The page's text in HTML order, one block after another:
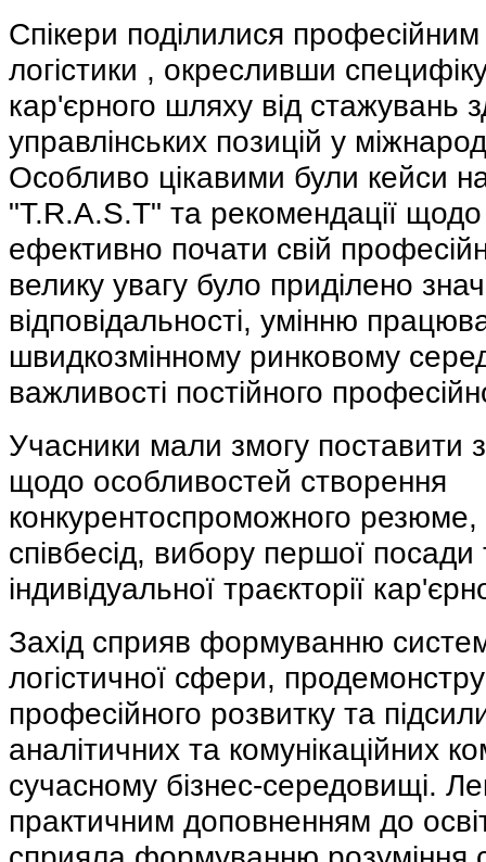
Спікери поділилися
логістики , окресливши
кар'єрного шляху від стажувань
управлінських позицій у
Особливо цікавими були кейси
"T.R.A.S.T" та рекомендації
ефективно почати свій
велику увагу було приділено
відповідальності, умінню
швидкозмінному ринковому
важливості постійного
Учасники мали змогу поставити
щодо особливостей створення
конкурентоспроможного
співбесід, вибору першої
індивідуальної траєкторії
Захід сприяв формуванню
логістичної сфери,
професійного розвитку та
аналітичних та комунікаційних
сучасному бізнес-середовищі.
практичним доповненням до